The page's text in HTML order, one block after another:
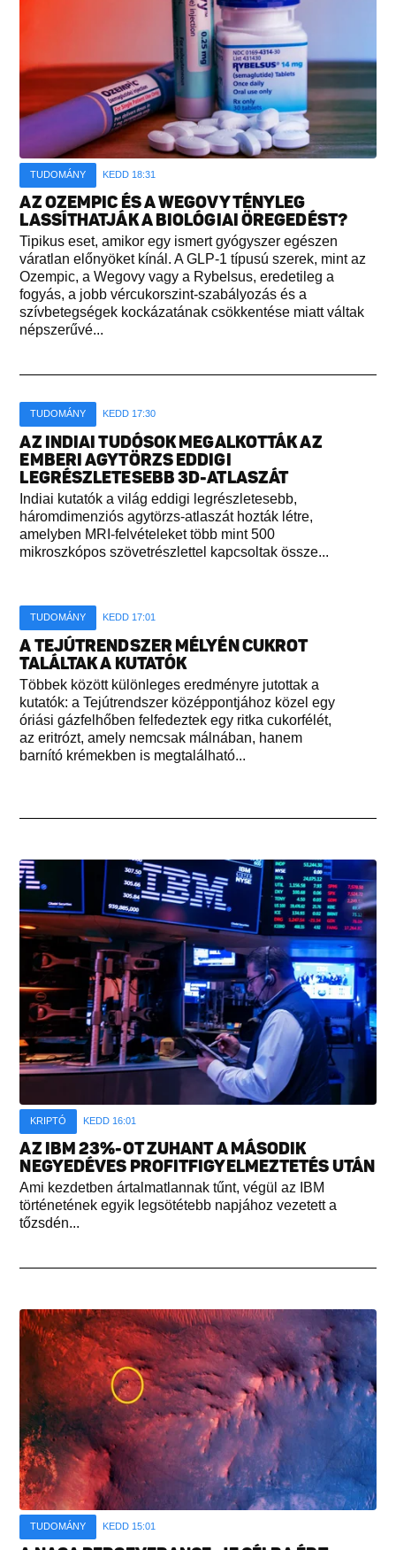
TUDOMÁNY KEDD 18:31
AZ OZEMPIC ÉS A WEGOVY TÉNYLEG
LASSÍTHATJÁK A BIOLÓGIAI ÖREGEDÉST?
Tipikus eset, amikor egy ismert gyógyszer egészen
váratlan előnyöket kínál. A GLP-1 típusú szerek, mint az
Ozempic, a Wegovy vagy a Rybelsus, eredetileg a
fogyás, a jobb vércukorszint-szabályozás és a
szívbetegségek kockázatának csökkentése miatt váltak
népszerűvé...
TUDOMÁNY KEDD 17:30
AZ INDIAI TUDÓSOK MEGALKOTTÁK AZ
EMBERI AGYTÖRZS EDDIGI
LEGRÉSZLETESEBB 3D-ATLASZÁT
Indiai kutatók a világ eddigi legrészletesebb,
háromdimenziós agytörzs-atlaszát hozták létre,
amelyben MRI-felvételeket több mint 500
mikroszkópos szövetrészlettel kapcsoltak össze...
TUDOMÁNY KEDD 17:01
A TEJÚTRENDSZER MÉLYÉN CUKROT
TALÁLTAK A KUTATÓK
Többek között különleges eredményre jutottak a
kutatók: a Tejútrendszer középpontjához közel egy
óriási gázfelhőben felfedeztek egy ritka cukorfélét,
az eritrózt, amely nemcsak málnában, hanem
barnító krémekben is megtalálható...
KRIPTÓ KEDD 16:01
AZ IBM 23%-OT ZUHANT A MÁSODIK
NEGYEDÉVES PROFITFIGYELMEZTETÉS UTÁN
Ami kezdetben ártalmatlannak tűnt, végül az IBM
történetének egyik legsötétebb napjához vezetett a
tőzsdén...
TUDOMÁNY KEDD 15:01